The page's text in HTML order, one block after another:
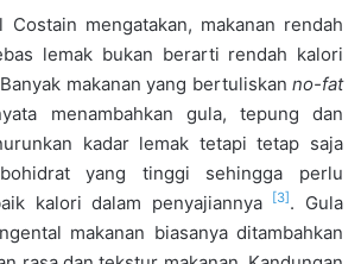
mengatakan, makanan rendah
lemak bukan berarti rendah kalori
makanan yang bertuliskan no-fat
menambahkan gula, tepung dan
kadar lemak tetapi tetap saja
yang tinggi sehingga perlu
kalori dalam penyajiannya
[3] . Gula
makanan biasanya ditambahkan